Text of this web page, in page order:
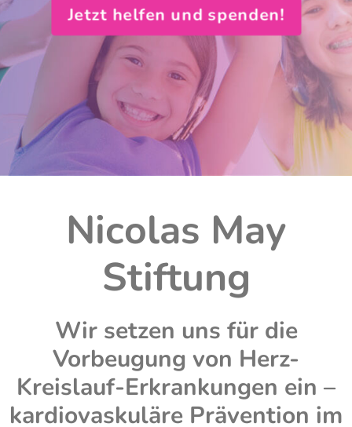
Jetzt helfen und spenden!
Nicolas May
Stiftung
Wir setzen uns für die
Vorbeugung von Herz-
Kreislauf-Erkrankungen ein –
kardiovaskuläre Prävention im